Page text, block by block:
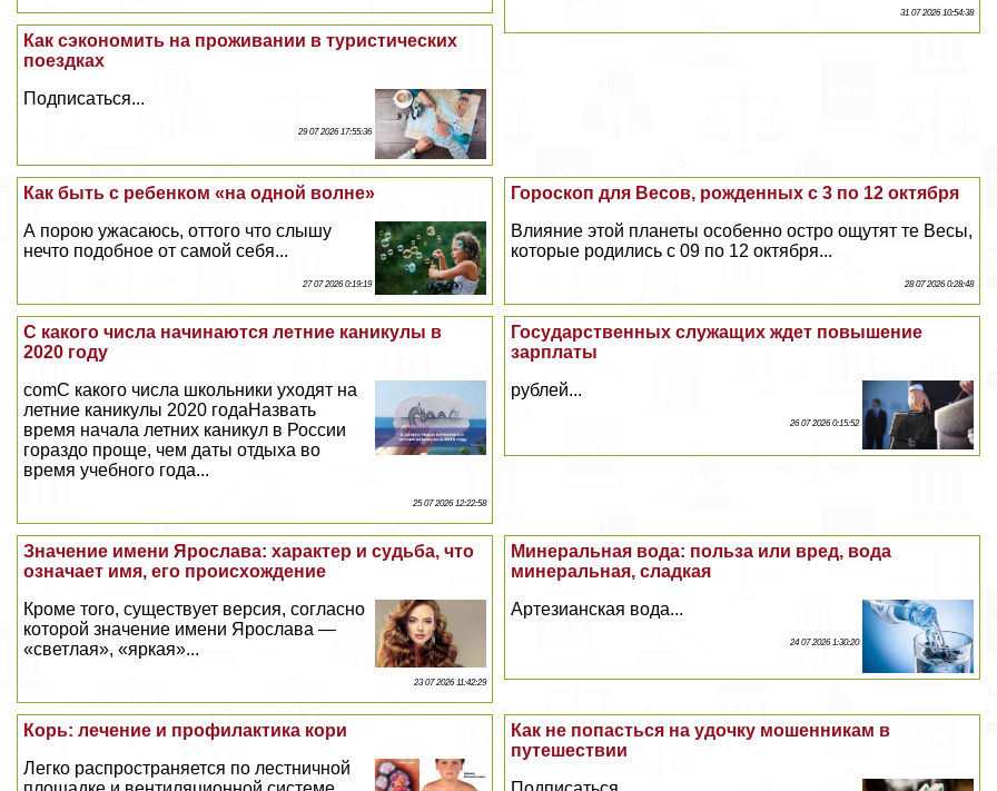
31 07 2026 10:54:38
Как сэкономить на проживании в туристических
поездках
Подписаться...
29 07 2026 17:55:36
Гороскоп для Весов, рожденных с 3 по 12 октября
Влияние этой планеты особенно остро ощутят те Весы,
которые родились с 09 по 12 октября...
28 07 2026 0:28:48
Как быть с ребенком «на одной волне»
А порою ужасаюсь, оттого что слышу
нечто подобное от самой себя...
27 07 2026 0:19:19
Государственных служащих ждет повышение
зарплаты
рублей...
26 07 2026 0:15:52
С какого числа начинаются летние каникулы в
2020 году
comС какого числа школьники уходят на
летние каникулы 2020 годаНазвать
время начала летних каникул в России
гораздо проще, чем даты отдыха во
время учебного года...
25 07 2026 12:22:58
Минеральная вода: польза или вред, вода
минеральная, сладкая
Артезианская вода...
24 07 2026 1:30:20
Значение имени Ярослава: хаpaктер и судьба, что
означает имя, его происхождение
Кроме того, существует версия, согласно
которой значение имени Ярослава —
«светлая», «яркая»...
23 07 2026 11:42:29
Как не попастьcя на удочку мошенникам в
путешествии
Корь: лечение и профилактика кори
Легко распространяется по лестничной